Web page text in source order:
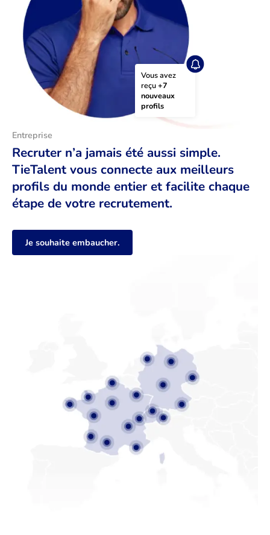
Vous avez
reçu +7
nouveaux
profils
Entreprise
Recruter n’a jamais été aussi simple.
TieTalent vous connecte aux meilleurs
profils du monde entier et facilite chaque
étape de votre recrutement.
Je souhaite embaucher.